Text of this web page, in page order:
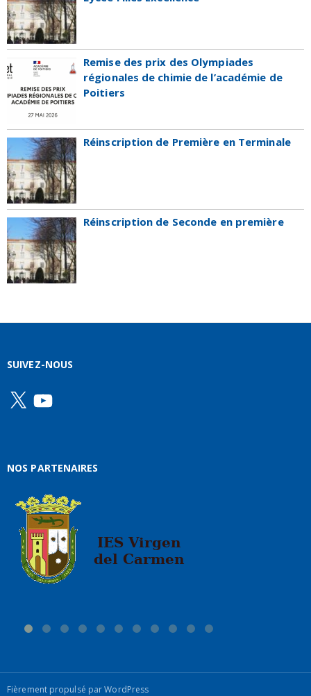
Remise des prix des Olympiades
régionales de chimie de l’académie de
Poitiers
Réinscription de Première en Terminale
Réinscription de Seconde en première
SUIVEZ-NOUS
X YouTube
NOS PARTENAIRES
Fièrement propulsé par WordPress